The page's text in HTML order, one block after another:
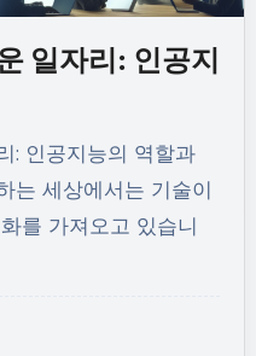
일자리: 인공지
는 세상에서는 기술이
를 가져오고 있습니